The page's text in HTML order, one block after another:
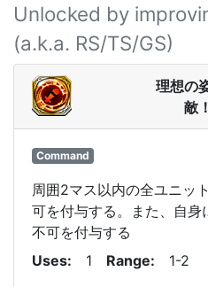
Unlocked by
(a.k.a. RS/TS/GS)
理想の
敵！
Command
周囲2マス以内の全ユニッ
可を付与する。また、自
不可を付与する
Uses
1 Range 1-2